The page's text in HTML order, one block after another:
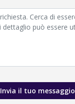
Invia il tuo messaggio